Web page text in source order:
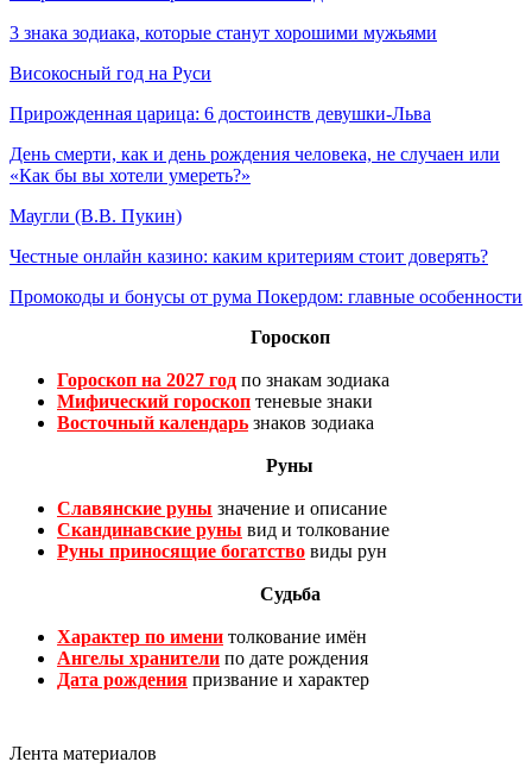
3 знака зодиака, которые станут хорошими мужьями
Високосный год на Руси
Прирожденная царица: 6 достоинств девушки-Льва
День смерти, как и день рождения человека, не случаен или
«Как бы вы хотели умереть?»
Маугли (В.В. Пукин)
Честные онлайн казино: каким критериям стоит доверять?
Промокоды и бонусы от рума Покердом: главные особенности
Гороскоп
Гороскоп на 2027 год по знакам зодиака
Мифический гороскоп теневые знаки
Восточный календарь знаков зодиака
Руны
Славянские руны значение и описание
Скандинавские руны вид и толкование
Руны приносящие богатство виды рун
Судьба
Характер по имени толкование имён
Ангелы хранители по дате рождения
Дата рождения призвание и характер
Лента материалов